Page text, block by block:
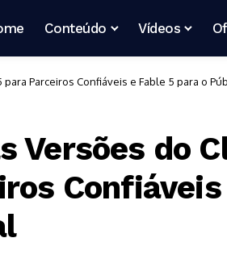
Conteúdo Vídeos
Parceiros Confiáveis e Fable 5 para o
Versões do
Confiáveis